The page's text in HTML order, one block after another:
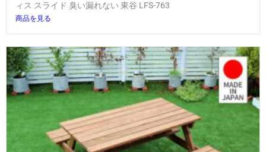
ィス スライド 臭い漏れない 東谷 LFS-763
商品を見る